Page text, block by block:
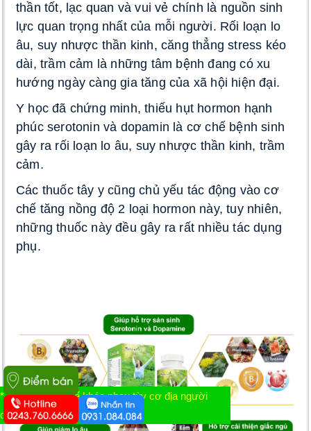
thần tốt, lạc quan và vui vẻ chính là nguồn sinh
lực quan trọng nhất của mỗi người. Rối loạn lo
âu, suy nhược thần kinh, căng thẳng stress kéo
dài, trầm cảm là những tâm bệnh đang có xu
hướng ngày càng gia tăng của xã hội hiện đại.
Y học đã chứng minh, thiếu hụt hormon hạnh
phúc serotonin và dopamin là cơ chế bệnh sinh
gây ra rối loạn lo âu, suy nhược thần kinh, trầm
cảm.
Các thuốc tây y cũng chủ yếu tác động vào cơ
chế tăng nồng độ 2 loại hormon này, tuy nhiên,
những thuốc này đều gây ra rất nhiều tác dụng
phụ.
* Tác dụng có thể khác nhau tùy cơ địa người
dùng